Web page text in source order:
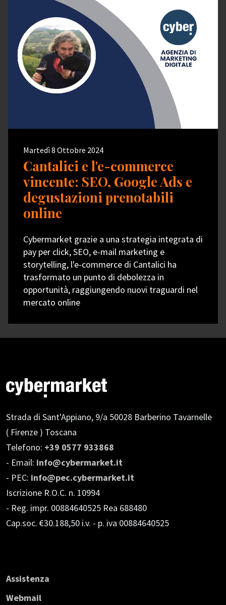
Martedì 8 Ottobre 2024
Cantalici e l'e-commerce
vincente: SEO, Google Ads e
degustazioni prenotabili
online
Cybermarket grazie a una strategia integrata di
pay per click, SEO, e-mail marketing e
storytelling, l'e-commerce di Cantalici ha
trasformato un punto di debolezza in
opportunità, raggiungendo nuovi traguardi nel
mercato online
Strada di Sant'Appiano, 9/a 50028 Barberino Tavarnelle
( Firenze ) Toscana
Telefono: +39 0577 933868
- Email: info@cybermarket.it
- PEC: info@pec.cybermarket.it
Iscrizione R.O.C. n. 10994
- Reg. impr. 00884640525 Rea 688480
Cap.soc. €30.188,50 i.v. - p. iva 00884640525
Assistenza
Webmail